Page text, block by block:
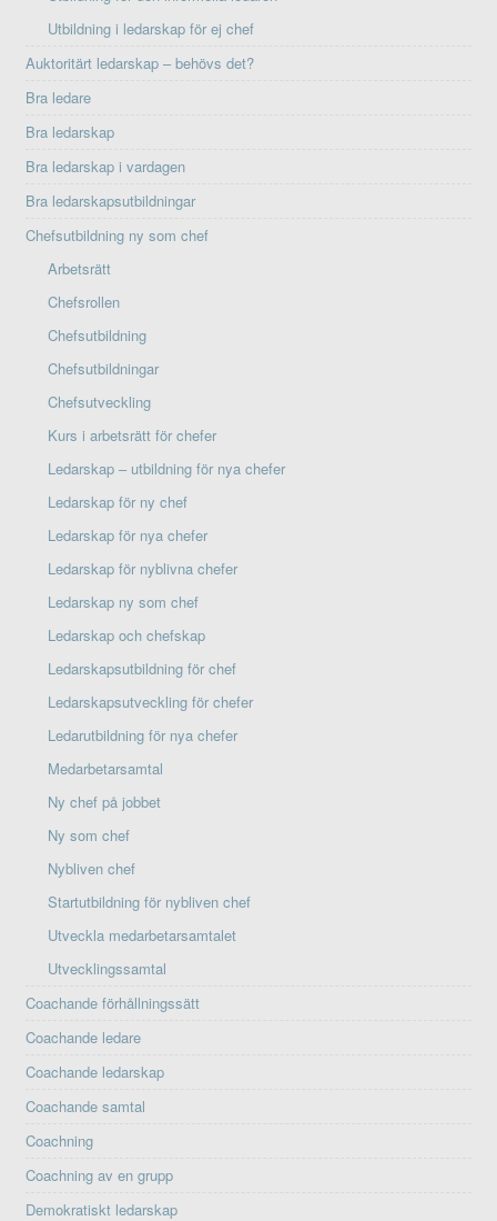
Utbildning i ledarskap för ej chef
Auktoritärt ledarskap – behövs det?
Bra ledare
Bra ledarskap
Bra ledarskap i vardagen
Bra ledarskapsutbildningar
Chefsutbildning ny som chef
Arbetsrätt
Chefsrollen
Chefsutbildning
Chefsutbildningar
Chefsutveckling
Kurs i arbetsrätt för chefer
Ledarskap – utbildning för nya chefer
Ledarskap för ny chef
Ledarskap för nya chefer
Ledarskap för nyblivna chefer
Ledarskap ny som chef
Ledarskap och chefskap
Ledarskapsutbildning för chef
Ledarskapsutveckling för chefer
Ledarutbildning för nya chefer
Medarbetarsamtal
Ny chef på jobbet
Ny som chef
Nybliven chef
Startutbildning för nybliven chef
Utveckla medarbetarsamtalet
Utvecklingssamtal
Coachande förhållningssätt
Coachande ledare
Coachande ledarskap
Coachande samtal
Coachning
Coachning av en grupp
Demokratiskt ledarskap